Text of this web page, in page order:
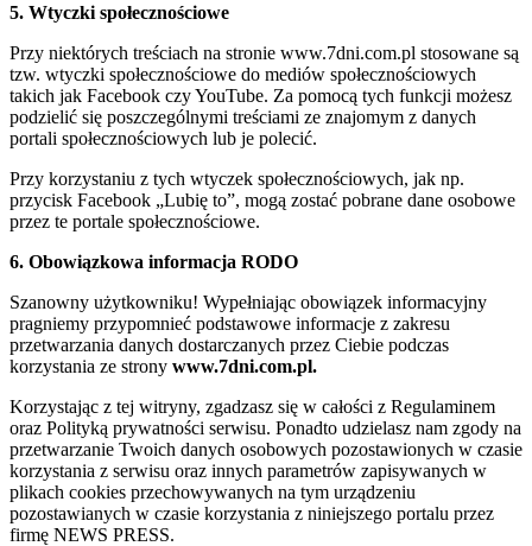
5. Wtyczki społecznościowe
Przy niektórych treściach na stronie www.7dni.com.pl stosowane są
tzw. wtyczki społecznościowe do mediów społecznościowych
takich jak Facebook czy YouTube. Za pomocą tych funkcji możesz
podzielić się poszczególnymi treściami ze znajomym z danych
portali społecznościowych lub je polecić.
Przy korzystaniu z tych wtyczek społecznościowych, jak np.
przycisk Facebook „Lubię to”, mogą zostać pobrane dane osobowe
przez te portale społecznościowe.
6. Obowiązkowa informacja RODO
Szanowny użytkowniku! Wypełniając obowiązek informacyjny
pragniemy przypomnieć podstawowe informacje z zakresu
przetwarzania danych dostarczanych przez Ciebie podczas
korzystania ze strony www.7dni.com.pl.
Korzystając z tej witryny, zgadzasz się w całości z Regulaminem
oraz Polityką prywatności serwisu. Ponadto udzielasz nam zgody na
przetwarzanie Twoich danych osobowych pozostawionych w czasie
korzystania z serwisu oraz innych parametrów zapisywanych w
plikach cookies przechowywanych na tym urządzeniu
pozostawianych w czasie korzystania z niniejszego portalu przez
firmę NEWS PRESS.